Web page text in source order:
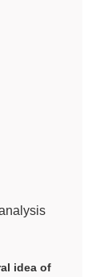
idea of